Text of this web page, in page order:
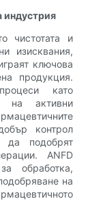
индустрия
чистотата и
изисквания,
ключова
продукция.
като
на активни
контрол
да подобрят
ANFD
обработка,
на